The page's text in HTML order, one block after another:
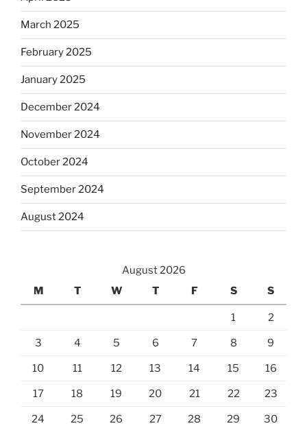
March 2025
February 2025
January 2025
December 2024
November 2024
October 2024
September 2024
August 2024
August 2026
M
T W T F S S
1 2
3 4 5 6 7 8 9
10 11 12 13 14 15 16
17 18 19 20 21 22 23
24 25 26 27 28 29 30